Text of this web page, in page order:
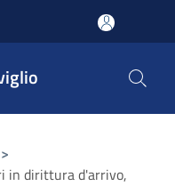
>
in dirittura d'arrivo,